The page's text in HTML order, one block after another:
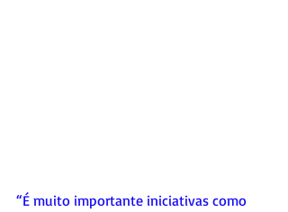
“É muito importante iniciativas como